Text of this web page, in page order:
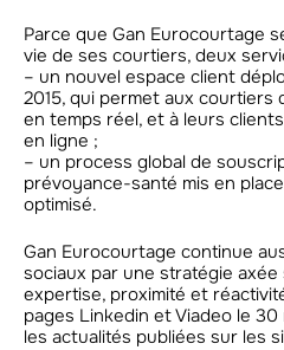
Parce que Gan Eurocourtage
vie de ses courtiers, deux
– un nouvel espace client
2015, qui permet aux
en temps réel, et à leurs
en ligne ;
– un process global de
prévoyance-santé mis en
optimisé.
Gan Eurocourtage continue
sociaux par une stratégie
expertise, proximité et
pages Linkedin et Viadeo le
les actualités publiées sur les